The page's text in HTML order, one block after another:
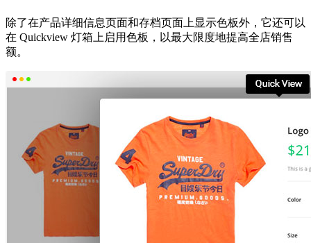
除了在产品详细信息页面和存档页面上显示色板外，它还可以
在 Quickview 灯箱上启用色板，以最大限度地提高全店销售
额。